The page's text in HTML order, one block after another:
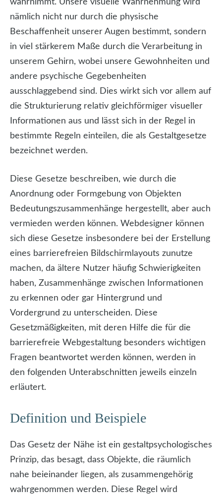
wahrnimmt. Unsere visuelle Wahrnehmung wird
nämlich nicht nur durch die physische
Beschaffenheit unserer Augen bestimmt, sondern
in viel stärkerem Maße durch die Verarbeitung in
unserem Gehirn, wobei unsere Gewohnheiten und
andere psychische Gegebenheiten
ausschlaggebend sind. Dies wirkt sich vor allem auf
die Strukturierung relativ gleichförmiger visueller
Informationen aus und lässt sich in der Regel in
bestimmte Regeln einteilen, die als Gestaltgesetze
bezeichnet werden.
Diese Gesetze beschreiben, wie durch die
Anordnung oder Formgebung von Objekten
Bedeutungszusammenhänge hergestellt, aber auch
vermieden werden können. Webdesigner können
sich diese Gesetze insbesondere bei der Erstellung
eines barrierefreien Bildschirmlayouts zunutze
machen, da ältere Nutzer häufig Schwierigkeiten
haben, Zusammenhänge zwischen Informationen
zu erkennen oder gar Hintergrund und
Vordergrund zu unterscheiden. Diese
Gesetzmäßigkeiten, mit deren Hilfe die für die
barrierefreie Webgestaltung besonders wichtigen
Fragen beantwortet werden können, werden in
den folgenden Unterabschnitten jeweils einzeln
erläutert.
Definition und Beispiele
Das Gesetz der Nähe ist ein gestaltpsychologisches
Prinzip, das besagt, dass Objekte, die räumlich
nahe beieinander liegen, als zusammengehörig
wahrgenommen werden. Diese Regel wird